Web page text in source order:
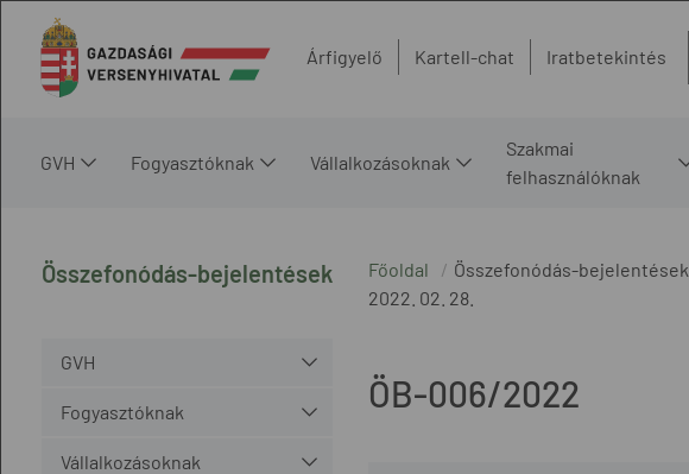
Árfigyelő Kartell-chat Iratbetekintés
GVH Fogyasztóknak Vállalkozásoknak
Szakmai
felhasználóknak
Összefonódás-bejelentések
GVH
Fogyasztóknak
Vállalkozásoknak
Főoldal
Összefonódás-bejelentések
2022. 02. 28.
ÖB-006/2022